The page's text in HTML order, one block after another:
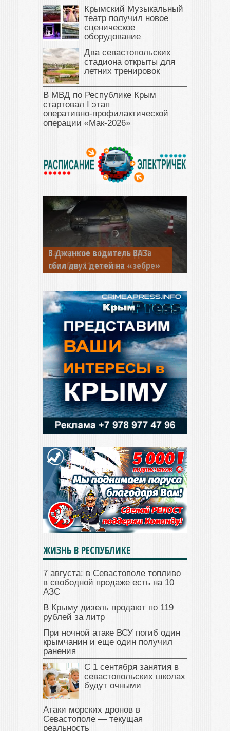
Крымский Музыкальный
театр получил новое
сценическое
оборудование
Два севастопольских
стадиона открыты для
летних тренировок
В МВД по Республике Крым
стартовал I этап
оперативно‑профилактической
операции «Мак‑2026»
В Джанкое водитель ВАЗа
сбил двух детей на «зебре»
ЖИЗНЬ В РЕСПУБЛИКЕ
7 августа: в Севастополе топливо
в свободной продаже есть на 10
АЗС
В Крыму дизель продают по 119
рублей за литр
При ночной атаке ВСУ погиб один
крымчанин и еще один получил
ранения
С 1 сентября занятия в
севастопольских школах
будут очными
Атаки морских дронов в
Севастополе — текущая
реальность